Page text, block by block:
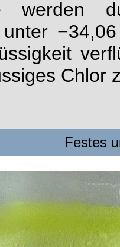
werden
unter
Chlor
Festes